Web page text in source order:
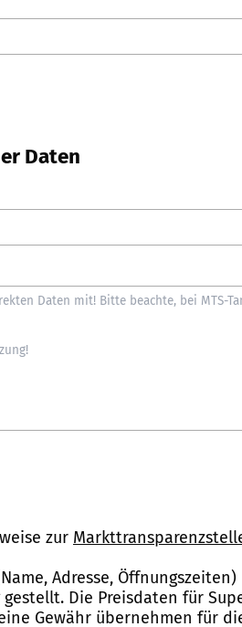
Daten
zur
Adresse,
Die Preisdaten für
Gewähr übernehmen für